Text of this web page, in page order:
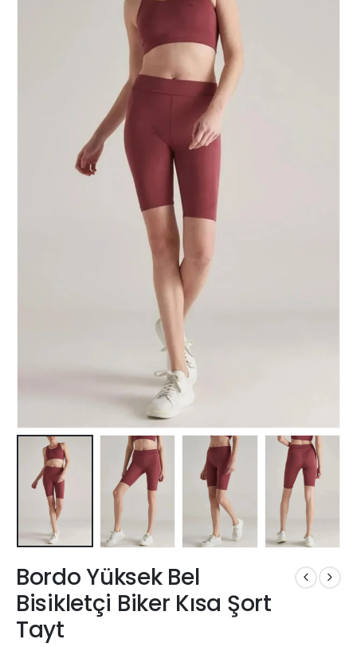
Bordo Yüksek Bel
Bisikletçi Biker Kısa Şort
Tayt